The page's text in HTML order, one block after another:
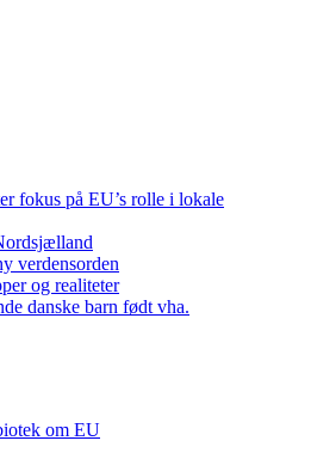
fokus på EU’s rolle i lokale
verdensorden
og realiteter
danske barn født vha.
om EU